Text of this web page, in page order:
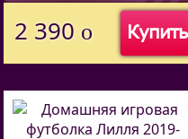
40156046444)
Купить
2 390 o